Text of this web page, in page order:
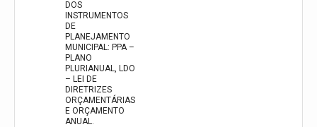
DOS
INSTRUMENTOS
DE
PLANEJAMENTO
MUNICIPAL: PPA –
PLANO
PLURIANUAL, LDO
– LEI DE
DIRETRIZES
ORÇAMENTÁRIAS
E ORÇAMENTO
ANUAL.